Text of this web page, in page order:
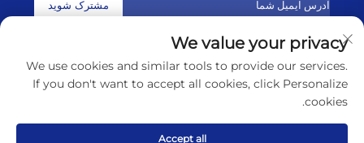
مشترک شوید
حق تکثیر © 2025 توسط شرکت فناوری هایبورن لیانیونگانگ
سیاست‌های
حریم خصوصی
We value your privacy
We use cookies and similar tools to provide our services.
If you don't want to accept all cookies, click Personalize
cookies.
Accept all